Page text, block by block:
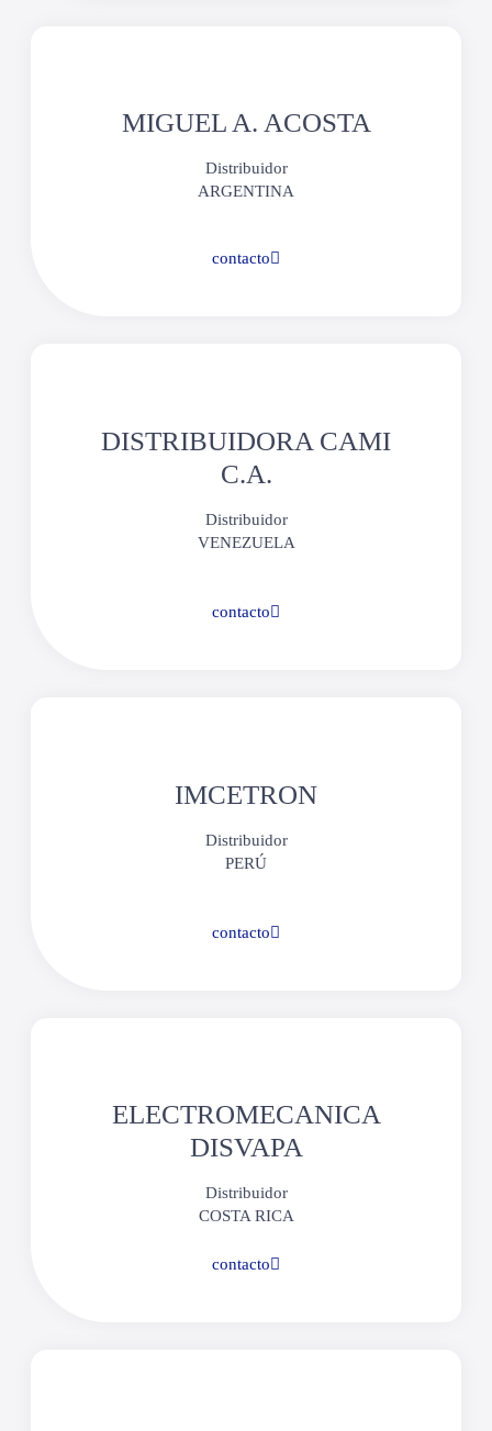
MIGUEL A. ACOSTA
Distribuidor
ARGENTINA
contacto
DISTRIBUIDORA CAMI
C.A.
Distribuidor
VENEZUELA
contacto
IMCETRON
Distribuidor
PERÚ
contacto
ELECTROMECANICA
DISVAPA
Distribuidor
COSTA RICA
contacto